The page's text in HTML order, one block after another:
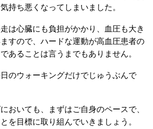
持ち悪くなってしまいました。
は心臓にも負担がかかり、血圧も大き
すので、ハードな運動が高血圧患者の
あることは言うまでもありません。
のウォーキングだけでじゅうぶんで
おいても、まずはご自身のペースで、
を目標に取り組んでいきましょう。